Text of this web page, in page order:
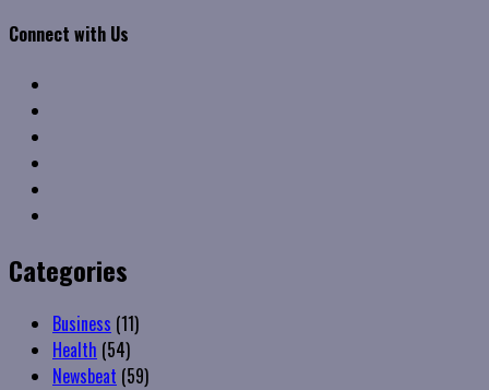
Connect with Us
Categories
Business (11)
Health (54)
Newsbeat (59)